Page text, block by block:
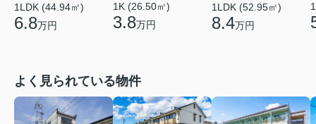
1LDK (44.94㎡)
6.8万円
1K (26.50㎡)
3.8万円
1LDK (52.95㎡)
8.4万円
よく見られている物件